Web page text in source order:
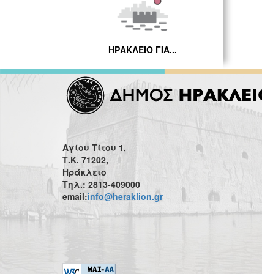
ΗΡΑΚΛΕΙΟ ΓΙΑ...
Αγίου Τίτου 1,
Τ.Κ. 71202,
Ηράκλειο
Τηλ.: 2813-409000
email:info@heraklion.gr